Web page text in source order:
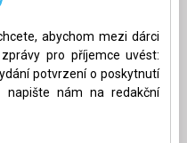
abychom mezi dárci
pro příjemce uvést:
potvrzení o poskytnutí
napište nám na redakční